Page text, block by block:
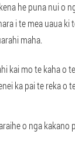
he puna nui o
i te mea uaua ki
maha.
kai mo te kaha o
ka pai te reka o
o nga kakano